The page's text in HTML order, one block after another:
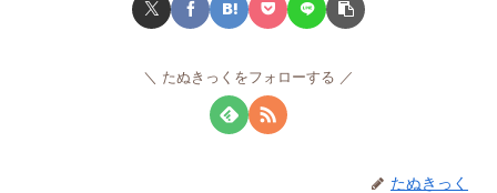
たぬきっくをフォローする
たぬきっく